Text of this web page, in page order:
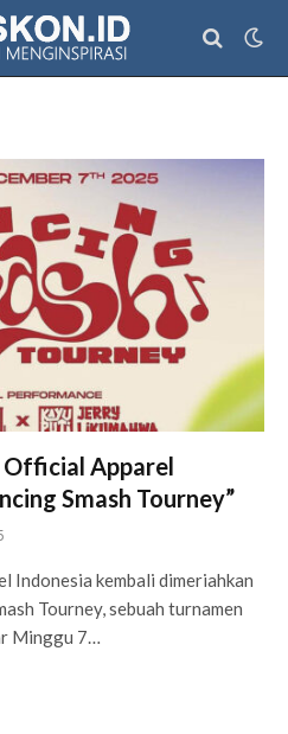
Apparel
Smash Tourney”
Indonesia kembali dimeriahkan
Tourney, sebuah turnamen
Minggu 7…